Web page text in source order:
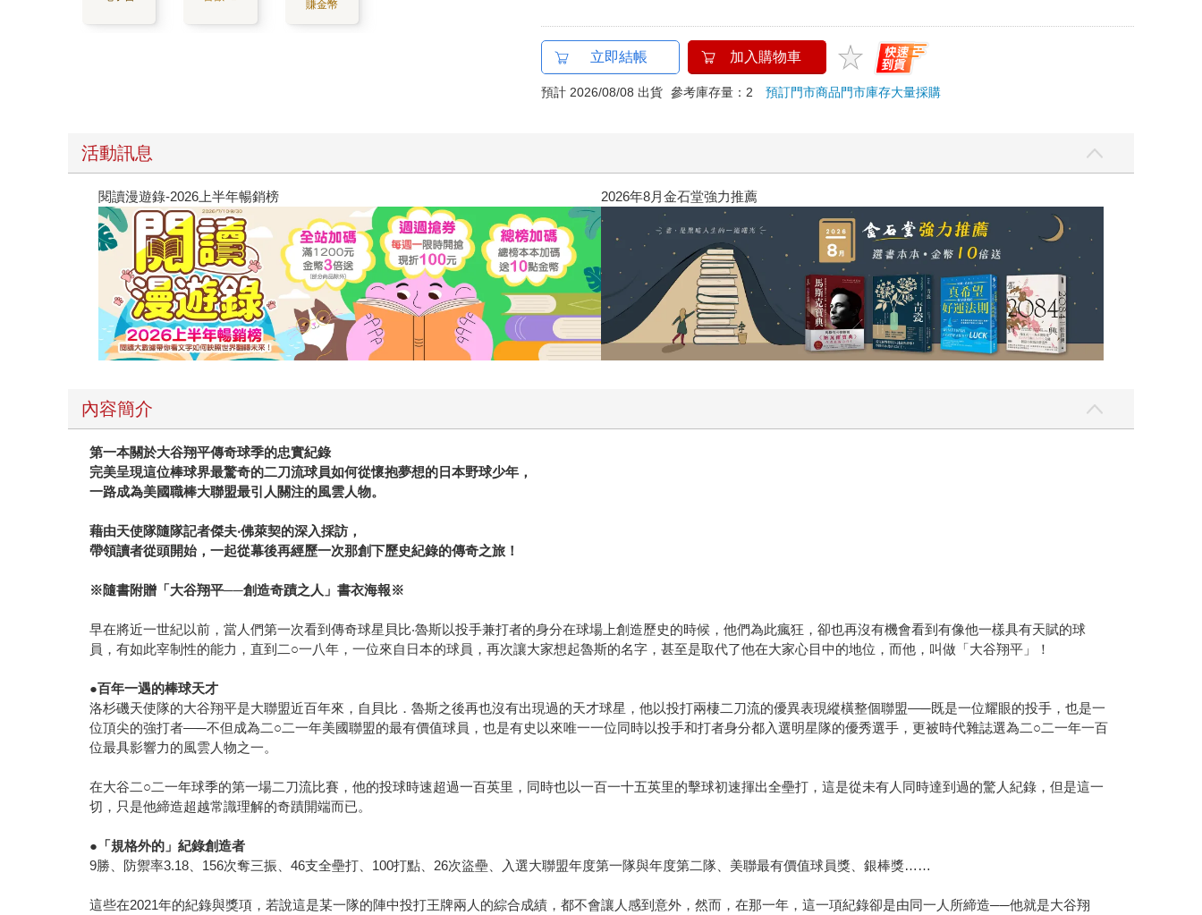
賺金幣
立即結帳 加入購物車
預計 2026/08/08 出貨 參考庫存量：2預訂門市商品門市庫存大量採購
活動訊息
閱讀漫遊錄-2026上半年暢銷榜 2026年8月金石堂強力推薦
內容簡介
第一本關於大谷翔平傳奇球季的忠實紀錄
完美呈現這位棒球界最驚奇的二刀流球員如何從懷抱夢想的日本野球少年，
一路成為美國職棒大聯盟最引人關注的風雲人物。
藉由天使隊隨隊記者傑夫‧佛萊契的深入採訪，
帶領讀者從頭開始，一起從幕後再經歷一次那創下歷史紀錄的傳奇之旅！
※隨書附贈「大谷翔平──創造奇蹟之人」書衣海報※
早在將近一世紀以前，當人們第一次看到傳奇球星貝比‧魯斯以投手兼打者的身分在球場上創造歷史的時候，他們為此瘋狂，卻也再沒有機會看到有像他一樣具有天賦的球
員，有如此宰制性的能力，直到二○一八年，一位來自日本的球員，再次讓大家想起魯斯的名字，甚至是取代了他在大家心目中的地位，而他，叫做「大谷翔平」！
●百年一遇的棒球天才
洛杉磯天使隊的大谷翔平是大聯盟近百年來，自貝比．魯斯之後再也沒有出現過的天才球星，他以投打兩棲二刀流的優異表現縱橫整個聯盟—─既是一位耀眼的投手，也是一
位頂尖的強打者—─不但成為二○二一年美國聯盟的最有價值球員，也是有史以來唯一一位同時以投手和打者身分都入選明星隊的優秀選手，更被時代雜誌選為二○二一年一百
位最具影響力的風雲人物之一。
在大谷二○二一年球季的第一場二刀流比賽，他的投球時速超過一百英里，同時也以一百一十五英里的擊球初速揮出全壘打，這是從未有人同時達到過的驚人紀錄，但是這一
切，只是他締造超越常識理解的奇蹟開端而已。
●「規格外的」紀錄創造者
9勝、防禦率3.18、156次奪三振、46支全壘打、100打點、26次盜壘、入選大聯盟年度第一隊與年度第二隊、美聯最有價值球員獎、銀棒獎……
這些在2021年的紀錄與獎項，若說這是某一隊的陣中投打王牌兩人的綜合成績，都不會讓人感到意外，然而，在那一年，這一項紀錄卻是由同一人所締造──他就是大谷翔